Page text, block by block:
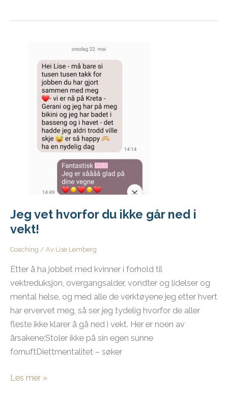
Jeg vet hvorfor du ikke går ned i
vekt!
Coaching / Av Lise Lemberg
Etter å ha jobbet med kvinner i forhold til
vektreduksjon, overgangsalder, vondter og lidelser og
mental helse, og med alle de verktøyene jeg etter hvert
har ervervet meg, så ser jeg tydelig hvorfor de aller
fleste ikke klarer å gå ned i vekt. Her er noen av
årsakene:Stoler ikke på sin egen sunne
fornuftDiettmentalitet – søker
Jeg
Les mer »